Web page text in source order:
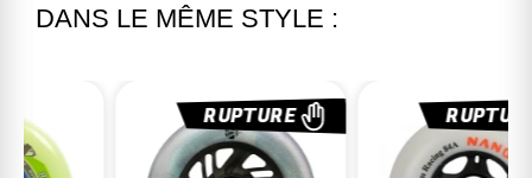
DANS LE MÊME STYLE :
RUPTURE RUPTURE